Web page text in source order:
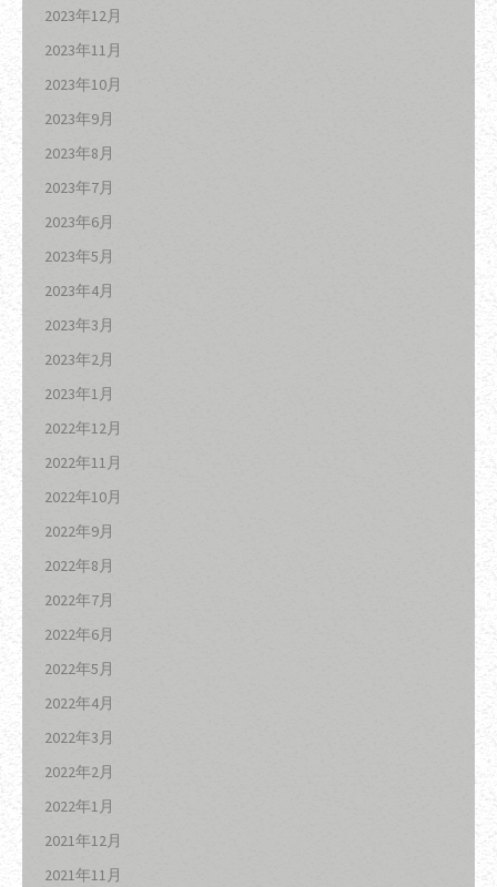
2023年12月
2023年11月
2023年10月
2023年9月
2023年8月
2023年7月
2023年6月
2023年5月
2023年4月
2023年3月
2023年2月
2023年1月
2022年12月
2022年11月
2022年10月
2022年9月
2022年8月
2022年7月
2022年6月
2022年5月
2022年4月
2022年3月
2022年2月
2022年1月
2021年12月
2021年11月